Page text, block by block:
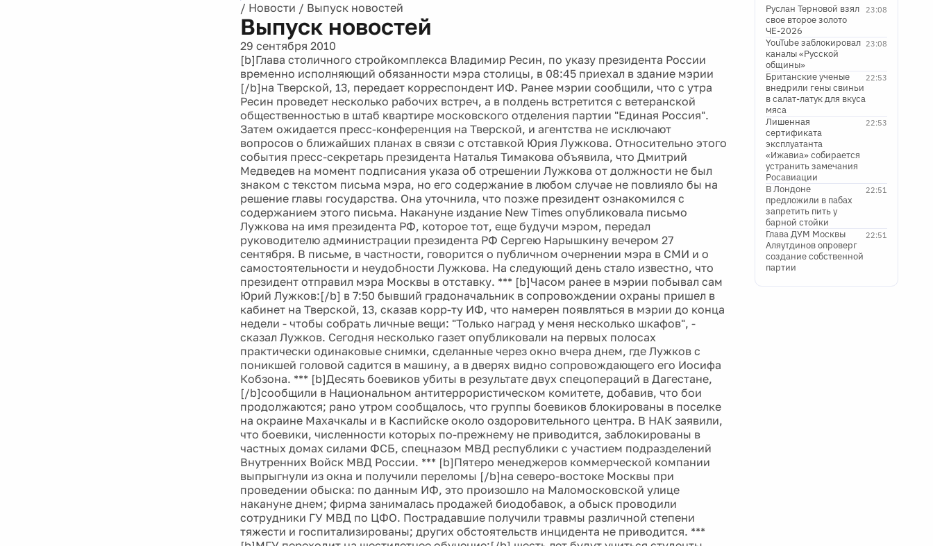
/ Новости / Выпуск новостей
Выпуск новостей
29 сентября 2010
[b]Глава столичного стройкомплекса Владимир Ресин, по указу президента России
временно исполняющий обязанности мэра столицы, в 08:45 приехал в здание мэрии
[/b]на Тверской, 13, передает корреспондент ИФ. Ранее мэрии сообщили, что с утра
Ресин проведет несколько рабочих встреч, а в полдень встретится с ветеранской
общественностью в штаб квартире московского отделения партии "Единая Россия".
Затем ожидается пресс-конференция на Тверской, и агентства не исключают
вопросов о ближайших планах в связи с отставкой Юрия Лужкова. Относительно этого
события пресс-секретарь президента Наталья Тимакова объявила, что Дмитрий
Медведев на момент подписания указа об отрешении Лужкова от должности не был
знаком с текстом письма мэра, но его содержание в любом случае не повлияло бы на
решение главы государства. Она уточнила, что позже президент ознакомился с
содержанием этого письма. Накануне издание New Times опубликовала письмо
Лужкова на имя президента РФ, которое тот, еще будучи мэром, передал
руководителю администрации президента РФ Сергею Нарышкину вечером 27
сентября. В письме, в частности, говорится о публичном очернении мэра в СМИ и о
самостоятельности и неудобности Лужкова. На следующий день стало известно, что
президент отправил мэра Москвы в отставку. *** [b]Часом ранее в мэрии побывал сам
Юрий Лужков:[/b] в 7:50 бывший градоначальник в сопровождении охраны пришел в
кабинет на Тверской, 13, сказав корр-ту ИФ, что намерен появляться в мэрии до конца
недели - чтобы собрать личные вещи: "Только наград у меня несколько шкафов", -
сказал Лужков. Сегодня несколько газет опубликовали на первых полосах
практически одинаковые снимки, сделанные через окно вчера днем, где Лужков с
поникшей головой садится в машину, а в дверях видно сопровождающего его Иосифа
Кобзона. *** [b]Десять боевиков убиты в результате двух спецопераций в Дагестане,
[/b]сообщили в Национальном антитеррористическом комитете, добавив, что бои
продолжаются; рано утром сообщалось, что группы боевиков блокированы в поселке
на окраине Махачкалы и в Каспийске около оздоровительного центра. В НАК заявили,
что боевики, численности которых по-прежнему не приводится, заблокированы в
частных домах силами ФСБ, спецназом МВД республики с участием подразделений
Внутренних Войск МВД России. *** [b]Пятеро менеджеров коммерческой компании
выпрыгнули из окна и получили переломы [/b]на северо-востоке Москвы при
проведении обыска: по данным ИФ, это произошло на Маломосковской улице
накануне днем; фирма занималась продажей биодобавок, а обыск проводили
сотрудники ГУ МВД по ЦФО. Пострадавшие получили травмы различной степени
тяжести и госпитализированы; других обстоятельств инцидента не приводится. ***
23:08
Руслан Терновой взял
свое второе золото
ЧЕ-2026
23:08
YouTube заблокировал
каналы «Русской
общины»
22:53
Британские ученые
внедрили гены свиньи
в салат-латук для вкуса
мяса
22:53
Лишенная
сертификата
эксплуатанта
«Ижавиа» собирается
устранить замечания
Росавиации
22:51
В Лондоне
предложили в пабах
запретить пить у
барной стойки
22:51
Глава ДУМ Москвы
Аляутдинов опроверг
создание собственной
партии